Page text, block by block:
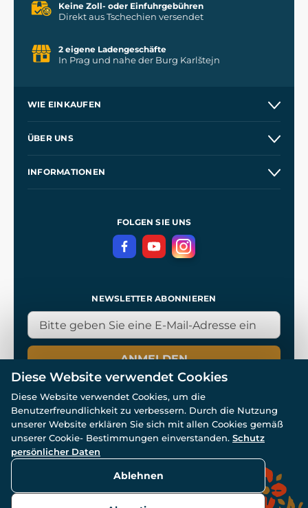
Keine Zoll- oder Einfuhrgebühren
Direkt aus Tschechien versendet
2 eigene Ladengeschäfte
In Prag und nahe der Burg Karlštejn
WIE EINKAUFEN
Kontakt
ÜBER UNS
INFORMATIONEN
DatenschutzerklärungFOLGEN SIE UNS
NEWSLETTER ABONNIEREN
ANMELDEN
© Alle Rechte vorbehalten. www.wulflund.de 2007-2026.
Powered by
Diese Website verwendet Cookies
Diese Website verwendet Cookies, um die
Benutzerfreundlichkeit zu verbessern. Durch die Nutzung
unserer Website erklären Sie sich mit allen Cookies gemäß
unserer Cookie- Bestimmungen einverstanden. Schutz
persönlicher Daten
Ablehnen